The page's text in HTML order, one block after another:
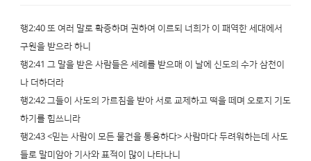
행2:40 또 여러 말로 확증하며 권하여 이르되 너희가 이 패역한 세대에서
구원을 받으라 하니
행2:41 그 말을 받은 사람들은 세례를 받으매 이 날에 신도의 수가 삼천이
나 더하더라
행2:42 그들이 사도의 가르침을 받아 서로 교제하고 떡을 떼며 오로지 기도
하기를 힘쓰니라
행2:43 <믿는 사람이 모든 물건을 통용하다> 사람마다 두려워하는데 사도
들로 말미암아 기사와 표적이 많이 나타나니